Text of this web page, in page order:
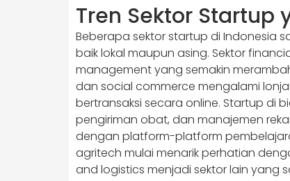
Tren Sektor Startup
Beberapa sektor startup di Indonesia
baik lokal maupun asing. Sektor
management yang semakin
dan social commerce mengalami
bertransaksi secara online. Startup di
pengiriman obat, dan manajemen
dengan platform-platform
agritech mulai menarik perhatian
and logistics menjadi sektor lain yang